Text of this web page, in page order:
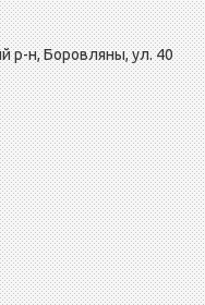
р-н, Боровляны, ул. 40